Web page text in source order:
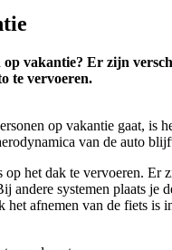
vakantie? Er zijn
te vervoeren.
op vakantie gaat, is
van de auto
op het dak te vervoeren.
andere systemen plaats je
afnemen van de fiets is